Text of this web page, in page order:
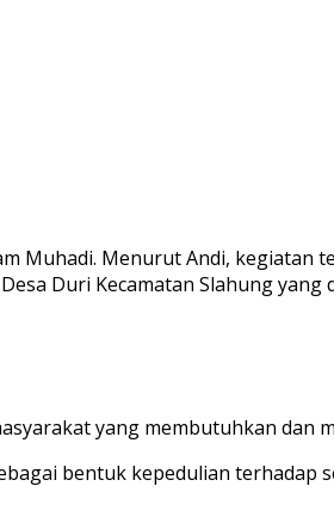
Muhadi. Menurut Andi,
Duri Kecamatan Slahung
yang membutuhkan dan
bentuk kepedulian terhadap